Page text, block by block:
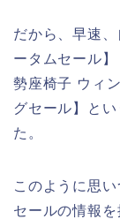
だから、早速
ータムセール
勢座椅子 ウィ
グセール】と
た。
このように思
セールの情報